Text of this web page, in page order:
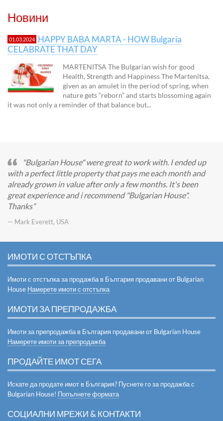
Новини
01.03.2024 HAPPY BABA MARTA - HOW Bulgaria
CELABRATE THAT DAY
MARTENITSA The Bulgarian wish for good
Health, Strength and Happiness The Martenitsa,
given as an amulet in the period of spring, when
nature gets “reborn” and starts blossoming again
it was not only a reminder of that balance but...
"Bulgarian House" were great to work with. I ended up
with a perfect little property that pays me each month and
already grown in value after only a few months. It's been
great experience and i recommend "Bulgarian House".
Thanks
— Mark Everett, USA
ИМОТИ С ОТСТЪПКА
Имоти с отстъпка за продажба в България продавани от Bulgarian
House Намерете имоти с отстъпка
ИМОТИ ЗА ПРЕПРОДАЖБА
Имоти за препродажба в България продавани от Bulgarian House
Намерете имоти за препродажба
ПРОДАЙТЕ ИМОТ СЕГА
Искате да продате имот в България? Пуснете го за продажба с
Bulgarian House! Попълнете формата
СОЦИАЛНИ МРЕЖИ & КОНТАКТИ